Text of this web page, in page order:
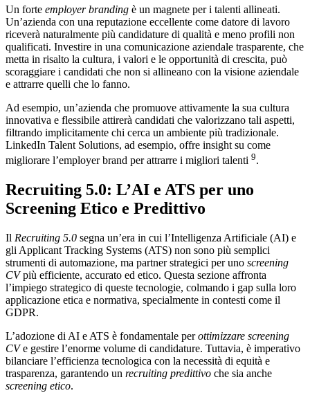
Un forte employer branding è un magnete per i talenti allineati.
Un’azienda con una reputazione eccellente come datore di lavoro
riceverà naturalmente più candidature di qualità e meno profili non
qualificati. Investire in una comunicazione aziendale trasparente, che
metta in risalto la cultura, i valori e le opportunità di crescita, può
scoraggiare i candidati che non si allineano con la visione aziendale
e attrarre quelli che lo fanno.
Ad esempio, un’azienda che promuove attivamente la sua cultura
innovativa e flessibile attirerà candidati che valorizzano tali aspetti,
filtrando implicitamente chi cerca un ambiente più tradizionale.
LinkedIn Talent Solutions, ad esempio, offre insight su come
migliorare l’employer brand per attrarre i migliori talenti 9.
Recruiting 5.0: L’AI e ATS per uno
Screening Etico e Predittivo
Il Recruiting 5.0 segna un’era in cui l’Intelligenza Artificiale (AI) e
gli Applicant Tracking Systems (ATS) non sono più semplici
strumenti di automazione, ma partner strategici per uno screening
CVpiù efficiente, accurato ed etico. Questa sezione affronta
l’impiego strategico di queste tecnologie, colmando i gap sulla loro
applicazione etica e normativa, specialmente in contesti come il
GDPR.
L’adozione di AI e ATS è fondamentale perottimizzare screening
CVe gestire l’enorme volume di candidature. Tuttavia, è imperativo
bilanciare l’efficienza tecnologica con la necessità di equità e
trasparenza, garantendo un recruiting predittivo che sia anche
screening etico.